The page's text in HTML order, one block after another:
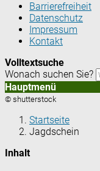
Barrierefreiheit
Datenschutz
Impressum
Kontakt
Volltextsuche
Wonach suchen Sie?
Hauptmenü
© shutterstock
Startseite
Jagdschein
Inhalt